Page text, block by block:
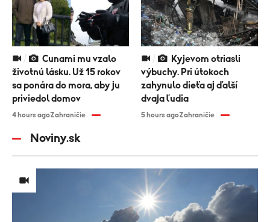
životnú lásku. Už 15 rokov
sa ponára do mora, aby ju
priviedol domov
4 hours agoZahraničie
výbuchy. Pri útokoch
zahynulo dieťa aj ďalší
dvaja ľudia
5 hours agoZahraničie
Noviny.sk